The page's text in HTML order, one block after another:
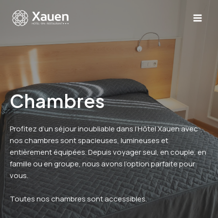
contenu
Chambres
Profitez d’un séjour inoubliable dans l’Hôtel Xauen avec
nos chambres sont spacieuses, lumineuses et
entièrement équipées. Depuis voyager seul, en couple, en
famille ou en groupe, nous avons l’option parfaite pour
vous.
Toutes nos chambres sont accessibles.